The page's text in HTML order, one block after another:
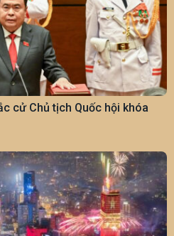
cử Chủ tịch Quốc hội khóa